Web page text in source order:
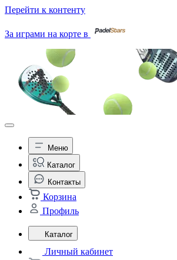
Перейти к контенту
За играми на корте в
Меню
Каталог
Контакты
Корзина
Профиль
Каталог
Личный кабинет